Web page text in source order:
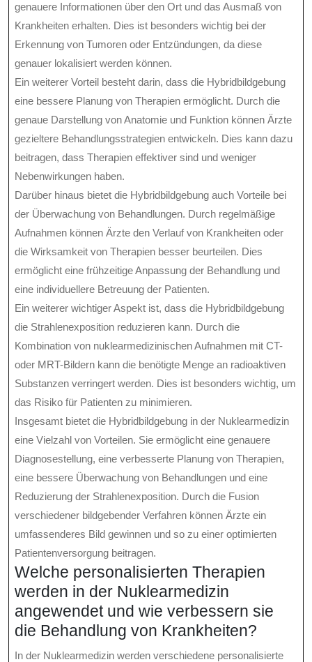
genauere Informationen über den Ort und das Ausmaß von
Krankheiten erhalten. Dies ist besonders wichtig bei der
Erkennung von Tumoren oder Entzündungen, da diese
genauer lokalisiert werden können.
Ein weiterer Vorteil besteht darin, dass die Hybridbildgebung
eine bessere Planung von Therapien ermöglicht. Durch die
genaue Darstellung von Anatomie und Funktion können Ärzte
gezieltere Behandlungsstrategien entwickeln. Dies kann dazu
beitragen, dass Therapien effektiver sind und weniger
Nebenwirkungen haben.
Darüber hinaus bietet die Hybridbildgebung auch Vorteile bei
der Überwachung von Behandlungen. Durch regelmäßige
Aufnahmen können Ärzte den Verlauf von Krankheiten oder
die Wirksamkeit von Therapien besser beurteilen. Dies
ermöglicht eine frühzeitige Anpassung der Behandlung und
eine individuellere Betreuung der Patienten.
Ein weiterer wichtiger Aspekt ist, dass die Hybridbildgebung
die Strahlenexposition reduzieren kann. Durch die
Kombination von nuklearmedizinischen Aufnahmen mit CT-
oder MRT-Bildern kann die benötigte Menge an radioaktiven
Substanzen verringert werden. Dies ist besonders wichtig, um
das Risiko für Patienten zu minimieren.
Insgesamt bietet die Hybridbildgebung in der Nuklearmedizin
eine Vielzahl von Vorteilen. Sie ermöglicht eine genauere
Diagnosestellung, eine verbesserte Planung von Therapien,
eine bessere Überwachung von Behandlungen und eine
Reduzierung der Strahlenexposition. Durch die Fusion
verschiedener bildgebender Verfahren können Ärzte ein
umfassenderes Bild gewinnen und so zu einer optimierten
Patientenversorgung beitragen.
Welche personalisierten Therapien
werden in der Nuklearmedizin
angewendet und wie verbessern sie
die Behandlung von Krankheiten?
In der Nuklearmedizin werden verschiedene personalisierte